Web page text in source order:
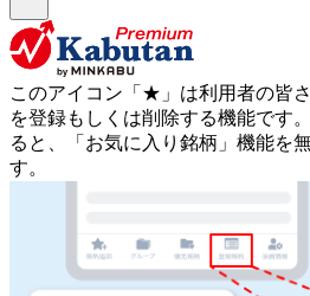
このアイコン 「★」 は利用者の皆
を登録もしくは削除する機能です。
ると、「お気に入り銘柄」機能を
す。